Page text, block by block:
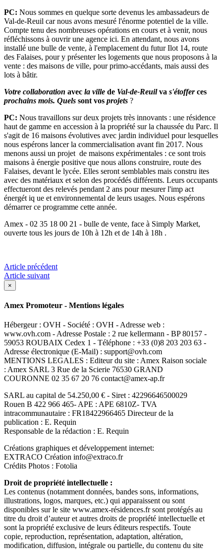
PC: Nous sommes en quelque sorte devenus les ambassadeurs de
Val-de-Reuil car nous avons mesuré l'énorme potentiel de la ville.
Compte tenu des nombreuses opérations en cours et à venir, nous
réfléchissons à ouvrir une agence ici. En attendant, nous avons
installé une bulle de vente, à l'emplacement du futur Ilot 14, route
des Falaises, pour y présenter les logements que nous proposons à la
vente : des maisons de ville, pour primo-accédants, mais aussi des
lots à bâtir.
Votre collaboration avec la ville de Val-de-Reuilva s'étofferces
prochains mois. Quels sont vos projets ?
PC: Nous travaillons sur deux projets très innovants : une résidence
haut de gamme en accession à la propriété sur la chaussée du Parc. Il
s'agit de 16 maisons évolutives avec jardin individuel pour lesquelles
nous espérons lancer la commercialisation avant fin 2017. Nous
menons aussi un projet de maisons expérimentales : ce sont trois
maisons à énergie positive que nous allons construire, route des
Falaises, devant le lycée. Elles seront semblables mais constru ites
avec des matériaux et selon des procédés différents. Leurs occupants
effectueront des relevés pendant 2 ans pour mesurer l'imp act
énergét iq ue et environnemental de leurs usages. Nous espérons
démarrer ce programme cette année.
Amex - 02 35 18 00 21 - bulle de vente, face à Simply Market,
ouverte tous les jours de 10h à 12h et de 14h à 18h .
Article précédent
Article suivant
×
Amex Promoteur - Mentions légales
Hébergeur : OVH - Société : OVH - Adresse web :
www.ovh.com - Adresse Postale : 2 rue kellermann - BP 80157 -
59053 ROUBAIX Cedex 1 - Téléphone : +33 (0)8 203 203 63 -
Adresse électronique (E-Mail) : support@ovh.com
MENTIONS LEGALES : Editeur du site : Amex Raison sociale
: Amex SARL 3 Rue de la Scierie 76530 GRAND
COURONNE 02 35 67 20 76 contact@amex-ap.fr
SARL au capital de 54.250,00 € - Siret : 42296646500029
Rouen B 422 966 465- APE : APE 6810Z- TVA
intracommunautaire : FR18422966465 Directeur de la
publication : E. Requin
Responsable de la rédaction : E. Requin
Créations graphiques et développement internet:
EXTRACO Création info@extraco.fr
Crédits Photos : Fotolia
Droit de propriété intellectuelle :
Les contenus (notamment données, bandes sons, informations,
illustrations, logos, marques, etc.) qui apparaissent ou sont
disponibles sur le site www.amex-résidences.fr sont protégés au
titre du droit d’auteur et autres droits de propriété intellectuelle et
sont la propriété exclusive de leurs éditeurs respectifs. Toute
copie, reproduction, représentation, adaptation, altération,
modification, diffusion, intégrale ou partielle, du contenu du site